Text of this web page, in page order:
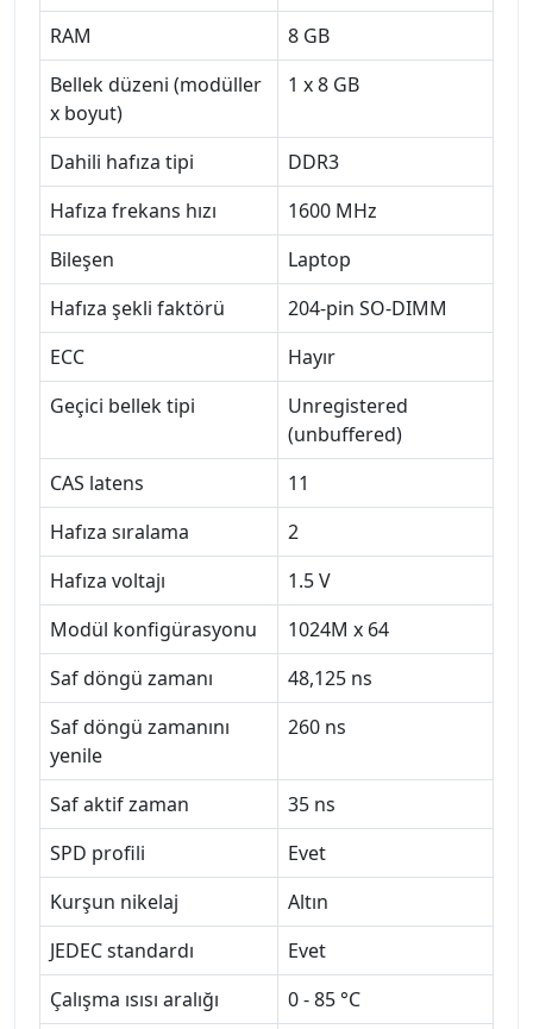
RAM
8 GB
Bellek düzeni (modüller
x boyut)
1 x 8 GB
Dahili hafıza tipi
DDR3
Hafıza frekans hızı
1600 MHz
Bileşen
Laptop
Hafıza şekli faktörü
204-pin SO-DIMM
ECC
Hayır
Geçici bellek tipi
Unregistered
(unbuffered)
CAS latens
11
Hafıza sıralama
2
Hafıza voltajı
1.5 V
Modül konfigürasyonu
1024M x 64
Saf döngü zamanı
48,125 ns
Saf döngü zamanını
yenile
260 ns
Saf aktif zaman
35 ns
SPD profili
Evet
Kurşun nikelaj
Altın
JEDEC standardı
Evet
Çalışma ısısı aralığı
0 - 85 °C